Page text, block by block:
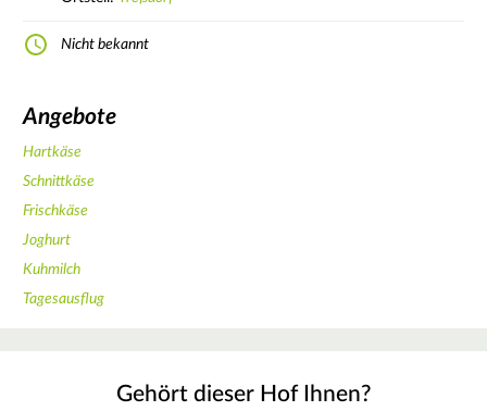
Nicht bekannt
Angebote
Hartkäse
Schnittkäse
Frischkäse
Joghurt
Kuhmilch
Tagesausflug
Gehört dieser Hof Ihnen?